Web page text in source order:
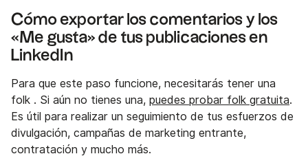
Cómo exportar los comentarios y los
«Me gusta» de tus publicaciones en
LinkedIn
Para que este paso funcione, necesitarás tener una
folk . Si aún no tienes una, puedes probar folk gratuita.
Es útil para realizar un seguimiento de tus esfuerzos de
divulgación, campañas de marketing entrante,
contratación y mucho más.